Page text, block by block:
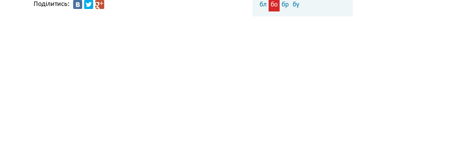
Поділитись:
бл бо бр бу